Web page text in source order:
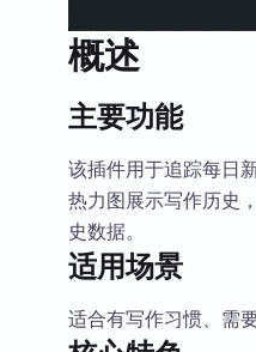
概述
主要功能
该插件用于追踪每日
热力图展示写作历史
史数据。
适用场景
适合有写作习惯、需